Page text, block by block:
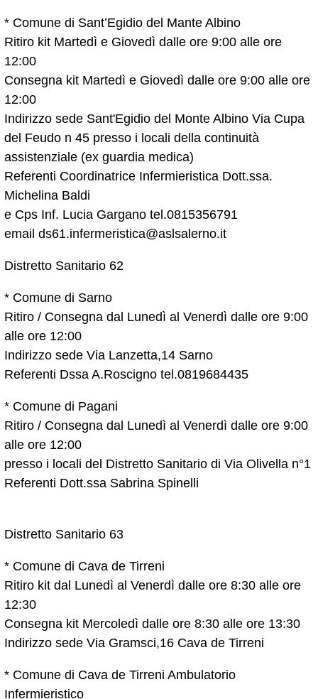
* Comune di Sant’Egidio del Mante Albino
Ritiro kit Martedì e Giovedì dalle ore 9:00 alle ore
12:00
Consegna kit Martedì e Giovedì dalle ore 9:00 alle ore
12:00
Indirizzo sede Sant'Egidio del Monte Albino Via Cupa
del Feudo n 45 presso i locali della continuità
assistenziale (ex guardia medica)
Referenti Coordinatrice Infermieristica Dott.ssa.
Michelina Baldi
e Cps Inf. Lucia Gargano tel.0815356791
email ds61.infermeristica@aslsalerno.it
Distretto Sanitario 62
* Comune di Sarno
Ritiro / Consegna dal Lunedì al Venerdì dalle ore 9:00
alle ore 12:00
Indirizzo sede Via Lanzetta,14 Sarno
Referenti Dssa A.Roscigno tel.0819684435
* Comune di Pagani
Ritiro / Consegna dal Lunedì al Venerdì dalle ore 9:00
alle ore 12:00
presso i locali del Distretto Sanitario di Via Olivella n°1
Referenti Dott.ssa Sabrina Spinelli
Distretto Sanitario 63
* Comune di Cava de Tirreni
Ritiro kit dal Lunedì al Venerdì dalle ore 8:30 alle ore
12:30
Consegna kit Mercoledì dalle ore 8:30 alle ore 13:30
Indirizzo sede Via Gramsci,16 Cava de Tirreni
* Comune di Cava de Tirreni Ambulatorio
Infermieristico